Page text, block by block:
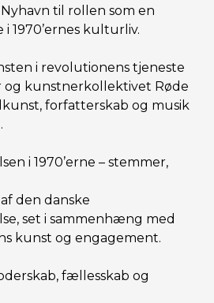
til rollen som en
1970’ernes kulturliv.
i revolutionens tjeneste
og kunstnerkollektivet Røde
forfatterskab og musik
i 1970’erne – stemmer,
den danske
set i sammenhæng med
kunst og engagement.
fællesskab og